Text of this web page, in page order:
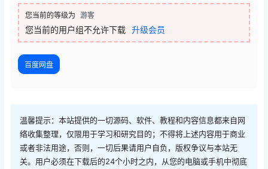
您当前的等级为 游客
您当前的用户组不允许下载 升级会员
百度网盘
温馨提示：本站提供的一切源码、软件、教程和内容信息都来自网
络收集整理，仅限用于学习和研究目的；不得将上述内容用于商业
或者非法用途，否则，一切后果请用户自负，版权争议与本站无
关。用户必须在下载后的24个小时之内，从您的电脑或手机中彻底